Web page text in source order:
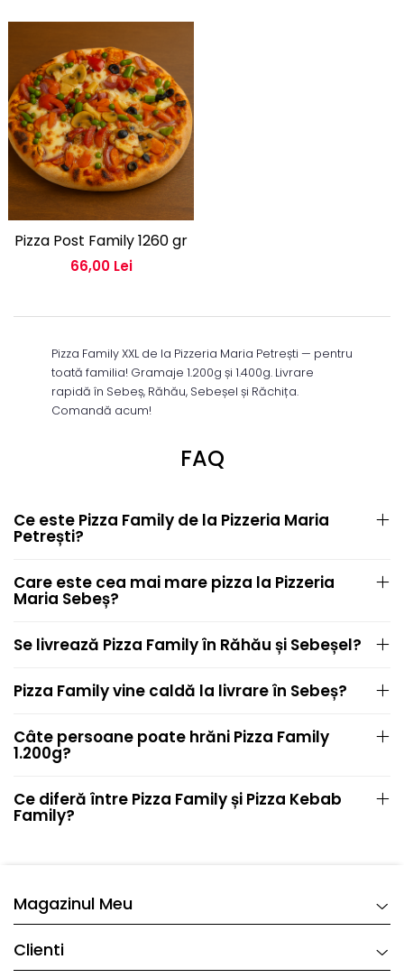
Pizza Post Family 1260 gr
66,00 Lei
Pizza Family XXL de la Pizzeria Maria Petrești — pentru
toată familia! Gramaje 1.200g și 1.400g. Livrare
rapidă în Sebeș, Răhău, Sebeșel și Răchița.
Comandă acum!
FAQ
Ce este Pizza Family de la Pizzeria Maria
Petrești?
Care este cea mai mare pizza la Pizzeria
Maria Sebeș?
Se livrează Pizza Family în Răhău și Sebeșel?
Pizza Family vine caldă la livrare în Sebeș?
Câte persoane poate hrăni Pizza Family
1.200g?
Ce diferă între Pizza Family și Pizza Kebab
Family?
Magazinul Meu
Clienti